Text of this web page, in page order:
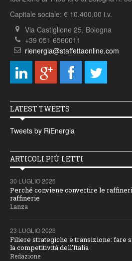
Capitale sociale: € 10.400,00 i.v.
Via Castiglione 25, Bologna
+39 051 6560011
rienergia@staffettaonline.com
LATEST TWEETS
Tweets by RiEnergia
ARTICOLI PIÙ LETTI
30 LUGLIO 2026
Perché conviene convertire le
raffinerie
Lanza
23 LUGLIO 2026
Filiere strategiche e transizione: fare
la competitività dell'Italia
Redazione